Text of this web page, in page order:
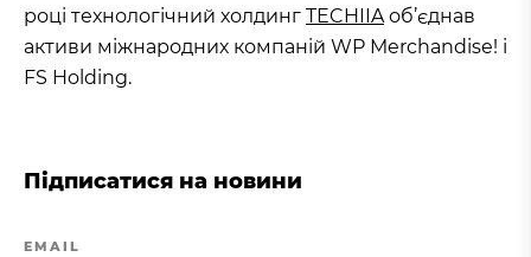
році технологічний холдинг TECHIIAоб’єднав
активи міжнародних компаній WP Merchandise! і
FS Holding.
Підписатися на новини
EMAIL